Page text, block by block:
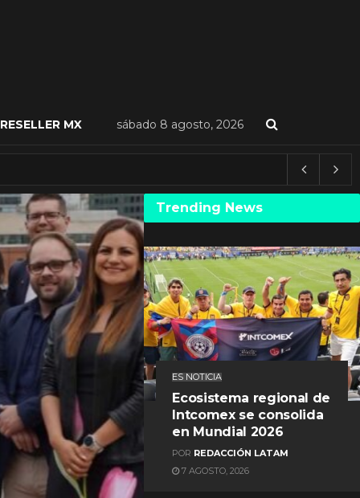
RESELLER MX sábado 8 agosto, 2026
Trending News
ES NOTICIA
Ecosistema regional de
Intcomex se consolida
en Mundial 2026
POR REDACCIÓN LATAM
7 AGOSTO, 2026